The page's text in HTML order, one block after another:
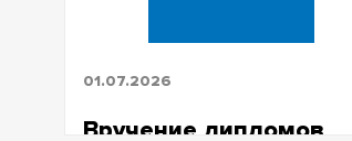
01.07.2026
Вручение дипломов